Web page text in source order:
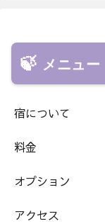
メニュー
宿について
料金
オプション
アクセス